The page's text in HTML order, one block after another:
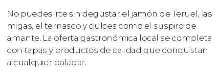
No puedes irte sin degustar el jamón de Teruel, las
migas, el ternasco y dulces como el suspiro de
amante. La oferta gastronómica local se completa
con tapas y productos de calidad que conquistan
a cualquier paladar.